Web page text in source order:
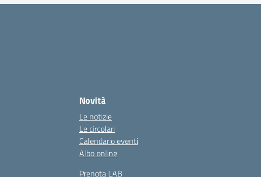
Novità
Le notizie
Le circolari
Calendario eventi
Albo online
Prenota LAB